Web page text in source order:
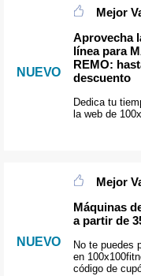
NUEVO
Mejor
Aprovecha
línea para
REMO:
descuento
Dedica tu
la web de
NUEVO
Mejor
Máquinas
a partir de
No te puedes
en
código de